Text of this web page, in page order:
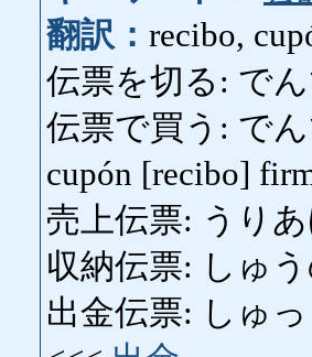
翻訳： recibo,
伝票を切る: で
伝票で買う: でん
cupón [recibo]
売上伝票: うり
収納伝票: しゅ
出金伝票: しゅ